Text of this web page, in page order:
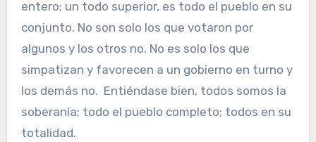
entero; un todo superior, es todo el pueblo en su
conjunto. No son solo los que votaron por
algunos y los otros no. No es solo los que
simpatizan y favorecen a un gobierno en turno y
los demás no. Entiéndase bien, todos somos la
soberanía; todo el pueblo completo; todos en su
totalidad.